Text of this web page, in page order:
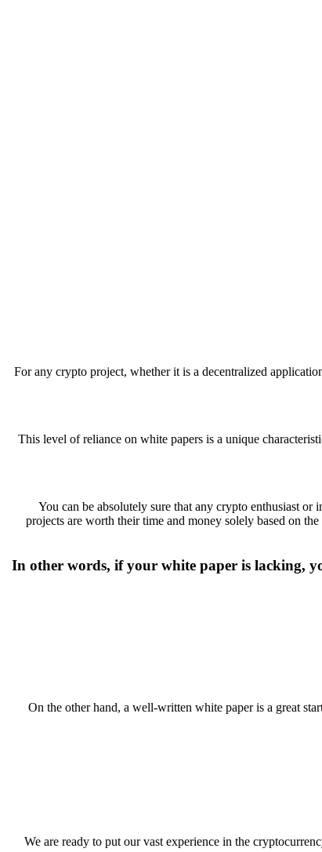
For any crypto project, whether it is a decentralized
This level of reliance on white papers is a unique
You can be absolutely sure that any crypto enthusiast
projects are worth their time and money solely based on
In other words, if your white paper is lacking,
On the other hand, a well-written white paper is a great
We are ready to put our vast experience in the